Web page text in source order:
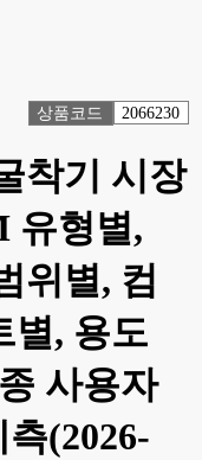
상품코드 2066230
착기 시장
유형별,
위별, 컴
별, 용도
사용자
(2026-